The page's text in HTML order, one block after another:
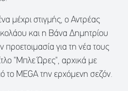
μέχρι στιγμής, ο Αντρέας
και η Βάνα Δημητρίου
προετοιμασία για τη νέα τους
"Μπλε Ώρες", αρχικά με
το MEGA την ερχόμενη σεζόν.